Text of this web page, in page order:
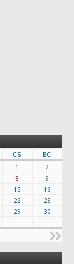
СБ
ВС
1
2
8
9
15
16
22
23
29
30